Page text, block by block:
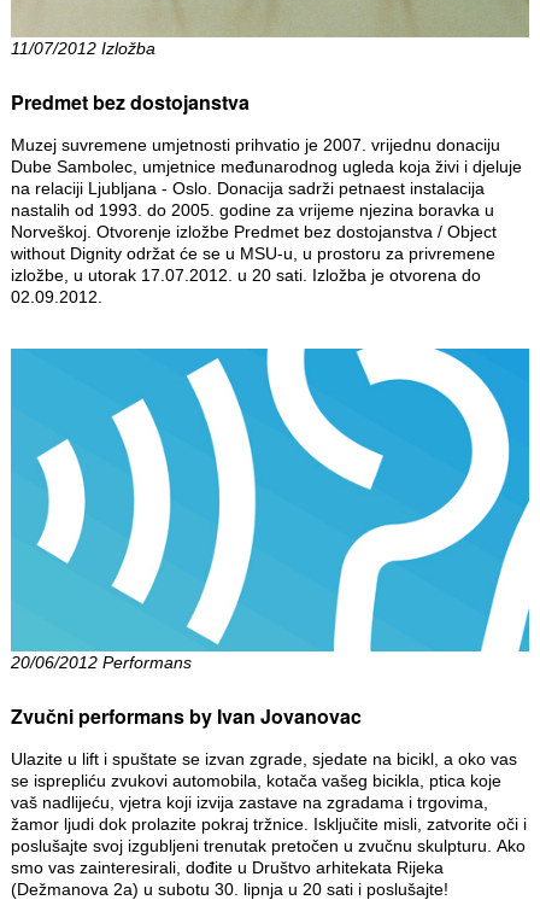
11/07/2012 Izložba
Predmet bez dostojanstva
Muzej suvremene umjetnosti prihvatio je 2007. vrijednu donaciju
Dube Sambolec, umjetnice međunarodnog ugleda koja živi i djeluje
na relaciji Ljubljana - Oslo. Donacija sadrži petnaest instalacija
nastalih od 1993. do 2005. godine za vrijeme njezina boravka u
Norveškoj. Otvorenje izložbe Predmet bez dostojanstva / Object
without Dignity održat će se u MSU-u, u prostoru za privremene
izložbe, u utorak 17.07.2012. u 20 sati. Izložba je otvorena do
02.09.2012.
20/06/2012 Performans
Zvučni performans by Ivan Jovanovac
Ulazite u lift i spuštate se izvan zgrade, sjedate na bicikl, a oko vas
se isprepliću zvukovi automobila, kotača vašeg bicikla, ptica koje
vaš nadlijeću, vjetra koji izvija zastave na zgradama i trgovima,
žamor ljudi dok prolazite pokraj tržnice. Isključite misli, zatvorite oči i
poslušajte svoj izgubljeni trenutak pretočen u zvučnu skulpturu. Ako
smo vas zainteresirali, dođite u Društvo arhitekata Rijeka
(Dežmanova 2a) u subotu 30. lipnja u 20 sati i poslušajte!